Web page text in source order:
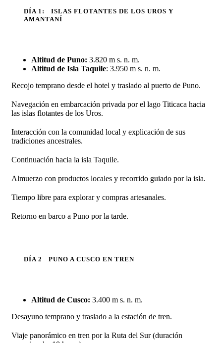
DÍA 1:
ISLAS FLOTANTES DE LOS UROS Y
AMANTANÍ
Altitud de Puno: 3.820 m s. n. m.
Altitud de Isla Taquile: 3.950 m s. n. m.
Recojo temprano desde el hotel y traslado al puerto de Puno.
Navegación en embarcación privada por el lago Titicaca hacia
las islas flotantes de los Uros.
Interacción con la comunidad local y explicación de sus
tradiciones ancestrales.
Continuación hacia la isla Taquile.
Almuerzo con productos locales y recorrido guiado por la isla.
Tiempo libre para explorar y compras artesanales.
Retorno en barco a Puno por la tarde.
DÍA 2 PUNO A CUSCO EN TREN
Altitud de Cusco: 3.400 m s. n. m.
Desayuno temprano y traslado a la estación de tren.
Viaje panorámico en tren por la Ruta del Sur (duración